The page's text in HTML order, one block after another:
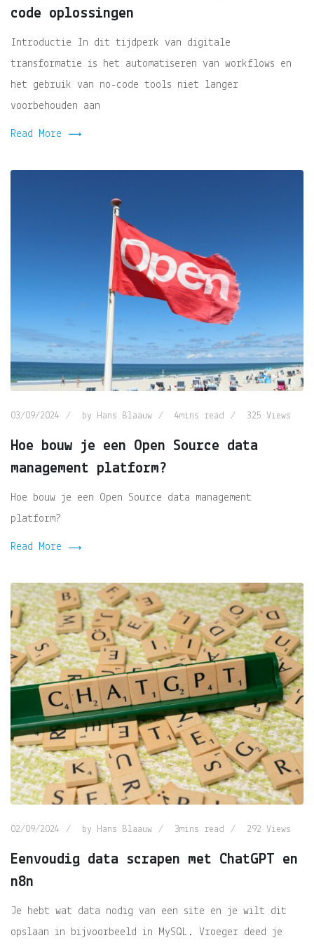
code oplossingen
Introductie In dit tijdperk van digitale
transformatie is het automatiseren van workflows en
het gebruik van no-code tools niet langer
voorbehouden aan
Read More
03/09/2024 by Hans Blaauw 4mins read 325 Views
Hoe bouw je een Open Source data
management platform?
Hoe bouw je een Open Source data management
platform?
Read More
02/09/2024 by Hans Blaauw 3mins read 292 Views
Eenvoudig data scrapen met ChatGPT en
n8n
Je hebt wat data nodig van een site en je wilt dit
opslaan in bijvoorbeeld in MySQL. Vroeger deed je